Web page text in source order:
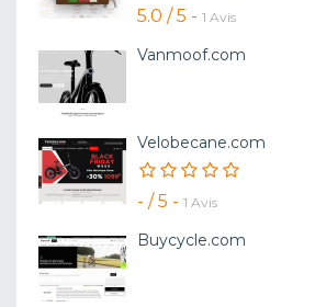
5.0 / 5 - 1 Avis
Vanmoof.com
Velobecane.com
- / 5 - 1 Avis
Buycycle.com